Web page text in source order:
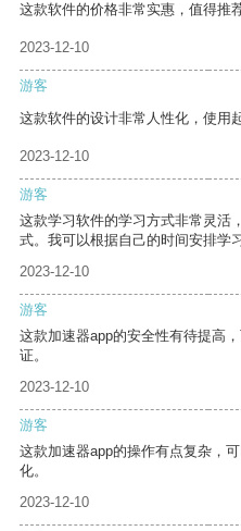
这款软件的价格非常实惠，值得推荐
2023-12-10
游客
这款软件的设计非常人性化，使用
2023-12-10
游客
这款学习软件的学习方式非常灵活
式。我可以根据自己的时间安排学
2023-12-10
游客
这款加速器app的安全性有待提高
证。
2023-12-10
游客
这款加速器app的操作有点复杂，
化。
2023-12-10